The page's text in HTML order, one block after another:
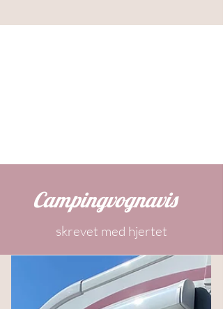
Campingvognavis
skrevet med hjertet